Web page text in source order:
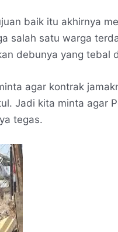
baik itu akhirnya
salah satu warga
debunya yang tebal
agar kontrak
Jadi kita minta agar
tegas.